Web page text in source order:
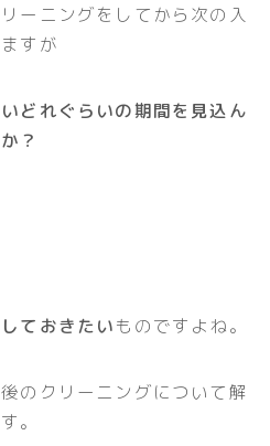
ーニングをしてから次の入
すが
どれぐらいの期間を見込ん
？
ておきたいものですよね。
のクリーニングについて解
。